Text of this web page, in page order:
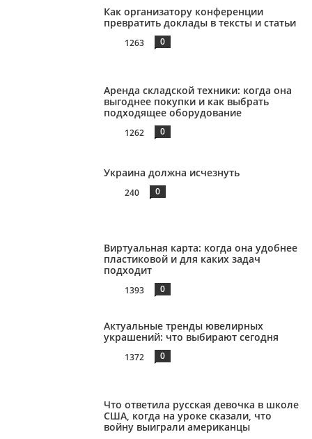
Как организатору конференции
превратить доклады в тексты и статьи
1263 0
Аренда складской техники: когда она
выгоднее покупки и как выбрать
подходящее оборудование
1262 0
Украина должна исчезнуть
240 0
Виртуальная карта: когда она удобнее
пластиковой и для каких задач
подходит
1393 0
Актуальные тренды ювелирных
украшений: что выбирают сегодня
1372 0
Что ответила русская девочка в школе
США, когда на уроке сказали, что
войну выиграли американцы